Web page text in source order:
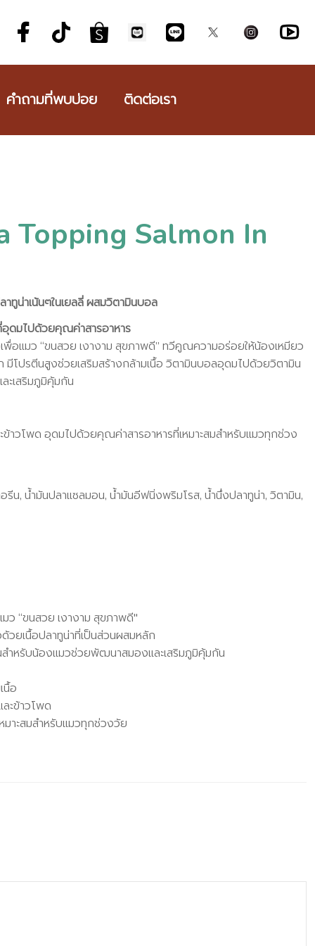
คำถามที่พบบ่อย ติดต่อเรา
Topping Salmon In
ทูน่าเน้นๆในเยลลี่ ผสมวิตามินบอล
อุดมไปด้วยคุณค่าสารอาหาร
อแมว “ขนสวย เงางาม สุขภาพดี” ทวีคูณความอร่อยให้น้องเหมียว
มีโปรตีนสูงช่วยเสริมสร้างกล้ามเนื้อ วิตามินบอลอุดมไปด้วยวิตามิน
เสริมภูมิคุ้มกัน
าวโพด อุดมไปด้วยคุณค่าสารอาหารที่เหมาะสมสำหรับแมวทุกช่วง
รีน, น้ำมันปลาแซลมอน, น้ำมันอีฟนิ่งพริมโรส, น้ำนึ่งปลาทูน่า, วิตามิน,
“ขนสวย เงางาม สุขภาพดี"
ยเนื้อปลาทูน่าที่เป็นส่วนผสมหลัก
ำหรับน้องแมวช่วยพัฒนาสมองและเสริมภูมิคุ้มกัน
นื้อ
ะข้าวโพด
าะสมสำหรับแมวทุกช่วงวัย